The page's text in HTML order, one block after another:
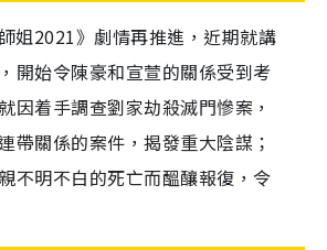
姐2021》劇情再推進，近期就講
開始令陳豪和宣萱的關係受到考
因着手調查劉家劫殺滅門慘案，
帶關係的案件，揭發重大陰謀；
不明不白的死亡而醞釀報復，令